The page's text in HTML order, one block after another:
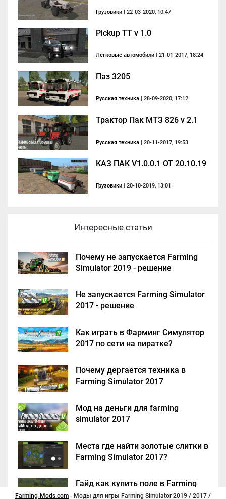
Грузовики | 22-03-2020, 10:47
Pickup TT v 1.0
Легковые автомобили | 21-01-2017, 18:24
Паз 3205
Русская техника | 28-09-2020, 17:12
Трактор Пак МТЗ 826 v 2.1
Русская техника | 20-11-2017, 19:53
КАЗ ПАК V1.0.0.1 ОТ 20.10.19
Грузовики | 20-10-2019, 13:01
Интересные статьи
Почему не запускается Farming
Simulator 2019 - решение
Не запускается Farming Simulator
2017 - решение
Как играть в Фарминг Симулятор
2017 по сети на пиратке?
Почему дергается техника в
Farming Simulator 2017
Мод на деньги для farming
simulator 2017
Места где найти золотые слитки в
Farming Simulator 2017?
Гайд как купить поле в Farming
Simulator 2017
Farming-Mods.com